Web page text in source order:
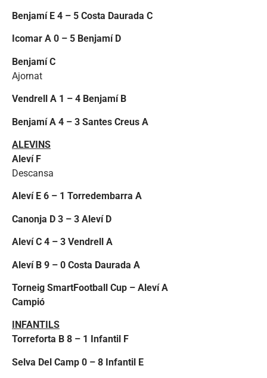
Benjamí E 4 – 5 Costa Daurada C
Icomar A 0 – 5 Benjamí D
Benjamí C
Ajornat
Vendrell A 1 – 4 Benjamí B
Benjamí A 4 – 3 Santes Creus A
ALEVINS
Aleví F
Descansa
Aleví E 6 – 1 Torredembarra A
Canonja D 3 – 3 Aleví D
Aleví C 4 – 3 Vendrell A
Aleví B 9 – 0 Costa Daurada A
Torneig SmartFootball Cup – Aleví A
Campió
INFANTILS
Torreforta B 8 – 1 Infantil F
Selva Del Camp 0 – 8 Infantil E